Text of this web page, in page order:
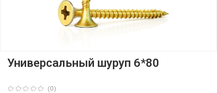
(0)
Универсальный шуруп 6*80